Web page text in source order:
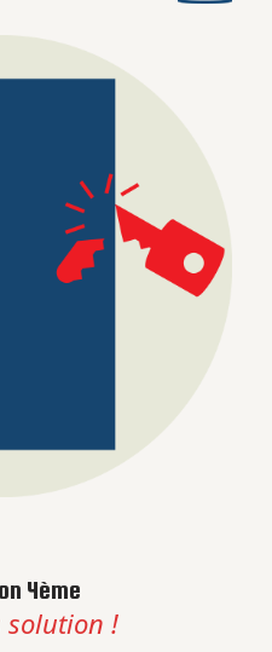
4ème
solution !